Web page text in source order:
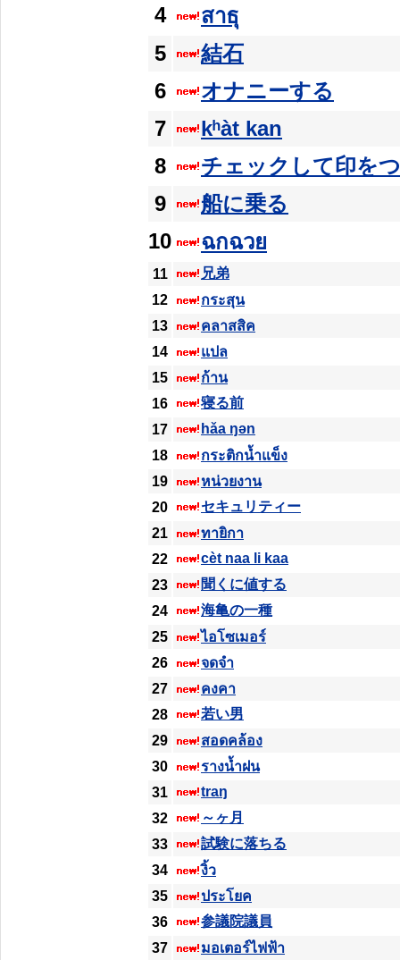
4
สาธุ
5
結石
6
オナニーする
7
kʰàt kan
8
チェックして印を
9
船に乗る
10
ฉกฉวย
11
兄弟
12
กระสุน
13
คลาสสิค
14
แปล
15
ก้าน
16
寝る前
17
hǎa ŋən
18
กระติกน้ำแข็ง
19
หน่วยงาน
20
セキュリティー
21
ทายิกา
22
cèt naa li kaa
23
聞くに値する
24
海亀の一種
25
ไอโซเมอร์
26
จดจำ
27
คงคา
28
若い男
29
สอดคล้อง
30
รางน้ำฝน
31
traŋ
32
～ヶ月
33
試験に落ちる
34
งิ้ว
35
ประโยค
36
参議院議員
37
มอเตอร์ไฟฟ้า